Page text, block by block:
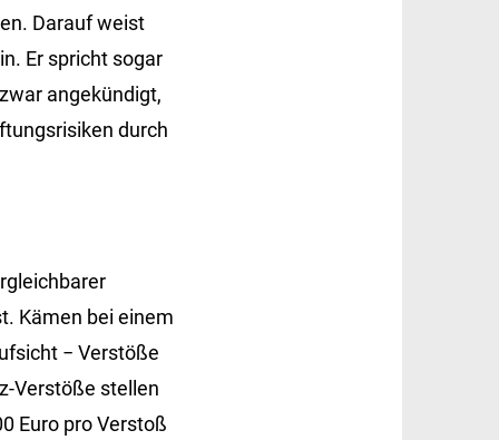
Darauf weist
Er spricht sogar
angekündigt,
durch
Kämen bei einem
− Verstöße
Verstöße stellen
Euro pro Verstoß